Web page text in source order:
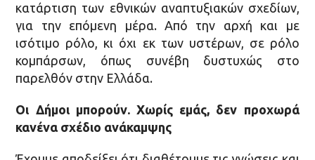
κατάρτιση των εθνικών αναπτυξιακών σχεδίων,
για την επόμενη μέρα. Από την αρχή και με
ισότιμο ρόλο, κι όχι εκ των υστέρων, σε ρόλο
κομπάρσων, όπως συνέβη δυστυχώς στο
παρελθόν στην Ελλάδα.
Οι Δήμοι μπορούν. Χωρίς εμάς, δεν προχωρά
κανένα σχέδιο ανάκαμψης